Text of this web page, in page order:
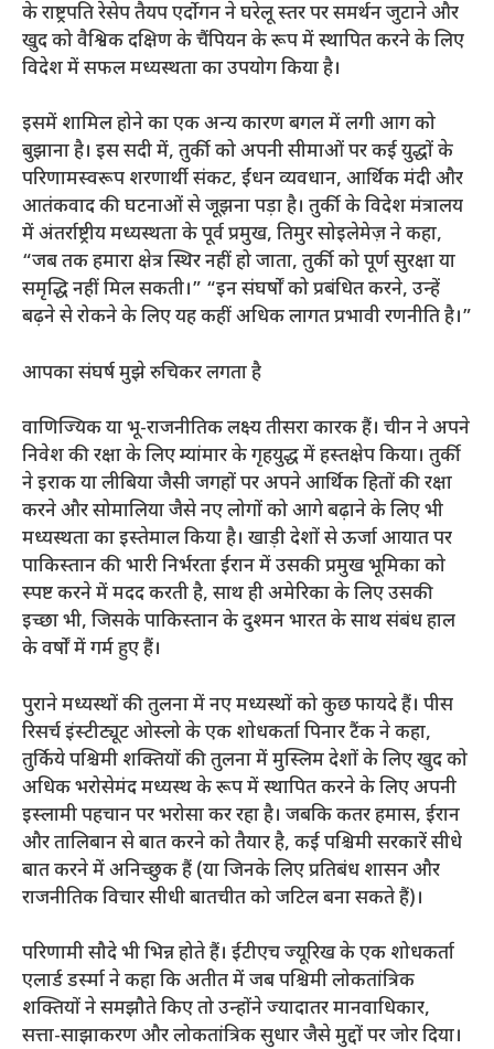
के राष्ट्रपति रेसेप तैयप एर्दोगन ने घरेलू स्तर पर समर्थन जुटाने और
खुद को वैश्विक दक्षिण के चैंपियन के रूप में स्थापित करने के लिए
विदेश में सफल मध्यस्थता का उपयोग किया है।
इसमें शामिल होने का एक अन्य कारण बगल में लगी आग को
बुझाना है। इस सदी में, तुर्की को अपनी सीमाओं पर कई युद्धों के
परिणामस्वरूप शरणार्थी संकट, ईंधन व्यवधान, आर्थिक मंदी और
आतंकवाद की घटनाओं से जूझना पड़ा है। तुर्की के विदेश मंत्रालय
में अंतर्राष्ट्रीय मध्यस्थता के पूर्व प्रमुख, तिमुर सोइलेमेज़ ने कहा,
“जब तक हमारा क्षेत्र स्थिर नहीं हो जाता, तुर्की को पूर्ण सुरक्षा या
समृद्धि नहीं मिल सकती।” “इन संघर्षों को प्रबंधित करने, उन्हें
बढ़ने से रोकने के लिए यह कहीं अधिक लागत प्रभावी रणनीति है।”
आपका संघर्ष मुझे रुचिकर लगता है
वाणिज्यिक या भू-राजनीतिक लक्ष्य तीसरा कारक हैं। चीन ने अपने
निवेश की रक्षा के लिए म्यांमार के गृहयुद्ध में हस्तक्षेप किया। तुर्की
ने इराक या लीबिया जैसी जगहों पर अपने आर्थिक हितों की रक्षा
करने और सोमालिया जैसे नए लोगों को आगे बढ़ाने के लिए भी
मध्यस्थता का इस्तेमाल किया है। खाड़ी देशों से ऊर्जा आयात पर
पाकिस्तान की भारी निर्भरता ईरान में उसकी प्रमुख भूमिका को
स्पष्ट करने में मदद करती है, साथ ही अमेरिका के लिए उसकी
इच्छा भी, जिसके पाकिस्तान के दुश्मन भारत के साथ संबंध हाल
के वर्षों में गर्म हुए हैं।
पुराने मध्यस्थों की तुलना में नए मध्यस्थों को कुछ फायदे हैं। पीस
रिसर्च इंस्टीट्यूट ओस्लो के एक शोधकर्ता पिनार टैंक ने कहा,
तुर्किये पश्चिमी शक्तियों की तुलना में मुस्लिम देशों के लिए खुद को
अधिक भरोसेमंद मध्यस्थ के रूप में स्थापित करने के लिए अपनी
इस्लामी पहचान पर भरोसा कर रहा है। जबकि कतर हमास, ईरान
और तालिबान से बात करने को तैयार है, कई पश्चिमी सरकारें सीधे
बात करने में अनिच्छुक हैं (या जिनके लिए प्रतिबंध शासन और
राजनीतिक विचार सीधी बातचीत को जटिल बना सकते हैं)।
परिणामी सौदे भी भिन्न होते हैं। ईटीएच ज्यूरिख के एक शोधकर्ता
एलार्ड डर्स्मा ने कहा कि अतीत में जब पश्चिमी लोकतांत्रिक
शक्तियों ने समझौते किए तो उन्होंने ज्यादातर मानवाधिकार,
सत्ता-साझाकरण और लोकतांत्रिक सुधार जैसे मुद्दों पर जोर दिया।